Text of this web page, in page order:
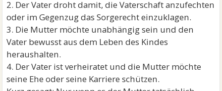
2. Der Vater droht damit, die Vaterschaft anzufechten
oder im Gegenzug das Sorgerecht einzuklagen.
3. Die Mutter möchte unabhängig sein und den
Vater bewusst aus dem Leben des Kindes
heraushalten.
4. Der Vater ist verheiratet und die Mutter möchte
seine Ehe oder seine Karriere schützen.